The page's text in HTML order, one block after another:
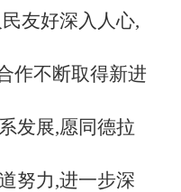
友好深入人心,
作不断取得新进
发展,愿同德拉
努力,进一步深